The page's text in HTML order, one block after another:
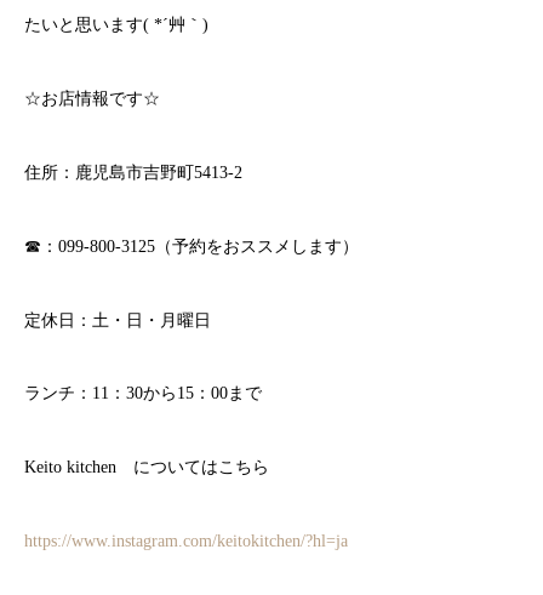
たいと思います( *´艸｀)
☆お店情報です☆
住所：鹿児島市吉野町5413-2
☎：099-800-3125（予約をおススメします）
定休日：土・日・月曜日
ランチ：11：30から15：00まで
Keito kitchen についてはこちら
https://www.instagram.com/keitokitchen/?hl=ja